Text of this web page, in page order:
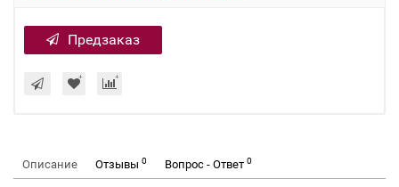
Предзаказ
Описание Отзывы 0 Вопрос - Ответ 0